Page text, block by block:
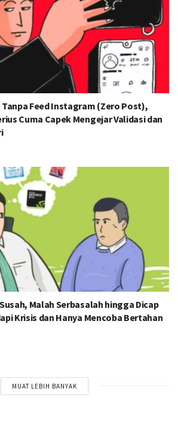
Tanpa Feed Instagram (Zero Post),
Cuma Capek Mengejar Validasi dan
Malah Serbasalah hingga Dicap
Krisis dan Hanya Mencoba Bertahan
MUAT LEBIH BANYAK